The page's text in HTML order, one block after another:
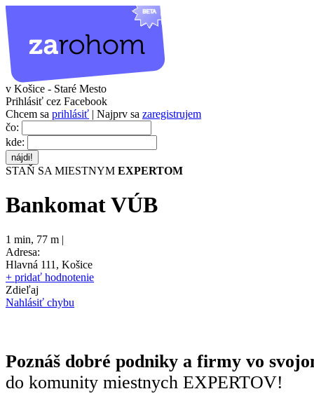
v Košice - Staré Mesto
Prihlásiť cez Facebook
Chcem sa prihlásiť | Najprv sa zaregistrujem
čo:
kde:
STAŇ SA MIESTNYM EXPERTOM
Bankomat VÚB
1 min, 77 m |
Adresa:
Hlavná 111, Košice
+ pridať hodnotenie
Zdieľaj
Nahlásiť chybu
Poznáš dobré podniky a firmy vo
do komunity miestnych EXPERTOV!